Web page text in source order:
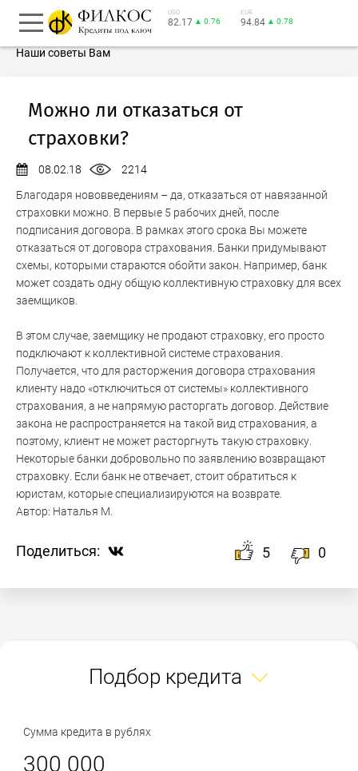
USD
82.17 ▲ 0.76
EUR
94.84 ▲ 0.78
Наши советы Вам
Можно ли отказаться от
страховки?
08.02.18
2214
Благодаря нововведениям – да, отказаться от навязанной
страховки можно. В первые 5 рабочих дней, после
подписания договора. В рамках этого срока Вы можете
отказаться от договора страхования. Банки придумывают
схемы, которыми стараются обойти закон. Например, банк
может создать одну общую коллективную страховку для всех
заемщиков.
В этом случае, заемщику не продают страховку, его просто
подключают к коллективной системе страхования.
Получается, что для расторжения договора страхования
клиенту надо «отключиться от системы» коллективного
страхования, а не напрямую расторгать договор. Действие
закона не распространяется на такой вид страхования, а
поэтому, клиент не может расторгнуть такую страховку.
Некоторые банки добровольно по заявлению возвращают
страховку. Если банк не отвечает, стоит обратиться к
юристам, которые специализируются на возврате.
Автор: Наталья М.
Поделиться: 5 0
Подбор кредита
Сумма кредита в рублях